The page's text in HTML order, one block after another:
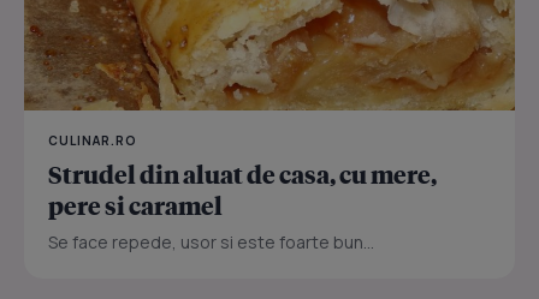
CULINAR.RO
Strudel din aluat de casa, cu mere,
pere si caramel
Se face repede, usor si este foarte bun...